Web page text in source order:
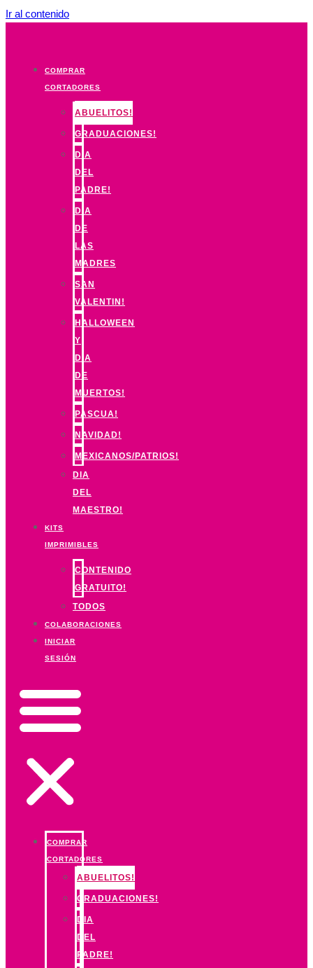
Ir al contenido
COMPRAR
CORTADORES
ABUELITOS!
GRADUACIONES!
DIA
DEL
PADRE!
DIA
DE
LAS
MADRES
SAN
VALENTIN!
HALLOWEEN
Y
DIA
DE
MUERTOS!
PASCUA!
NAVIDAD!
MEXICANOS/PATRIOS!
DIA
DEL
MAESTRO!
KITS
IMPRIMIBLES
CONTENIDO
GRATUITO!
TODOS
COLABORACIONES
INICIAR
SESIÓN
COMPRAR
CORTADORES
ABUELITOS!
GRADUACIONES!
DIA
DEL
PADRE!